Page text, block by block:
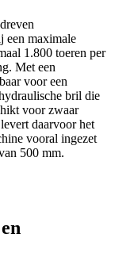
een maximale
1.800 toeren per
Met een
voor een
bril die
voor zwaar
daarvoor het
vooral ingezet
500 mm.